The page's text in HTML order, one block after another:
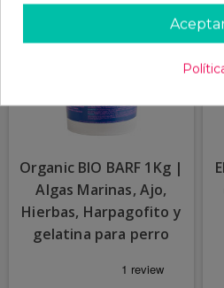
Organic BIO BARF 1Kg |
Algas Marinas, Ajo,
Hierbas, Harpagofito y
gelatina para perro